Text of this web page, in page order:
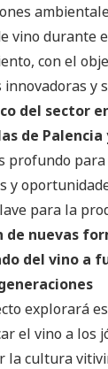
vino durante
con el
innovadoras y
del sector
de Palencia
profundo
y
para la
de nuevas
del vino a
explorará
el vino a los
la cultura